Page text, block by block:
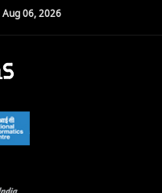
Aug 06, 2026